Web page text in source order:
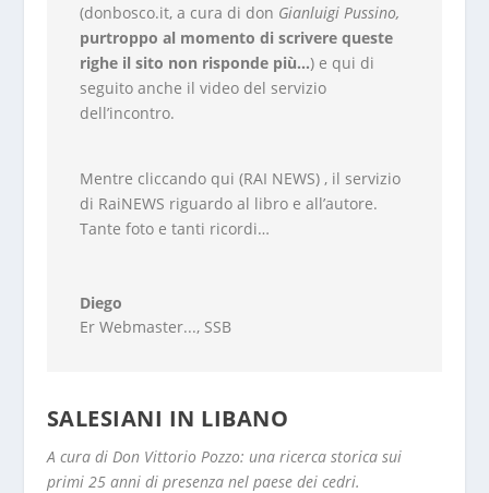
(donbosco.it, a cura di don Gianluigi Pussino,
purtroppo al momento di scrivere queste
righe il sito non risponde più…) e qui di
seguito anche il video del servizio
dell’incontro.
Mentre cliccando qui (RAI NEWS) , il servizio
di RaiNEWS riguardo al libro e all’autore.
Tante foto e tanti ricordi…
Diego
Er Webmaster..., SSB
SALESIANI IN LIBANO
A cura di Don Vittorio Pozzo: una ricerca storica sui
primi 25 anni di presenza nel paese dei cedri.